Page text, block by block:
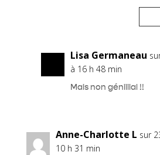
Lisa Germaneau
à 16 h 48 min
Mais non géniiiial !!
Anne-Charlotte L sur
10 h 31 min